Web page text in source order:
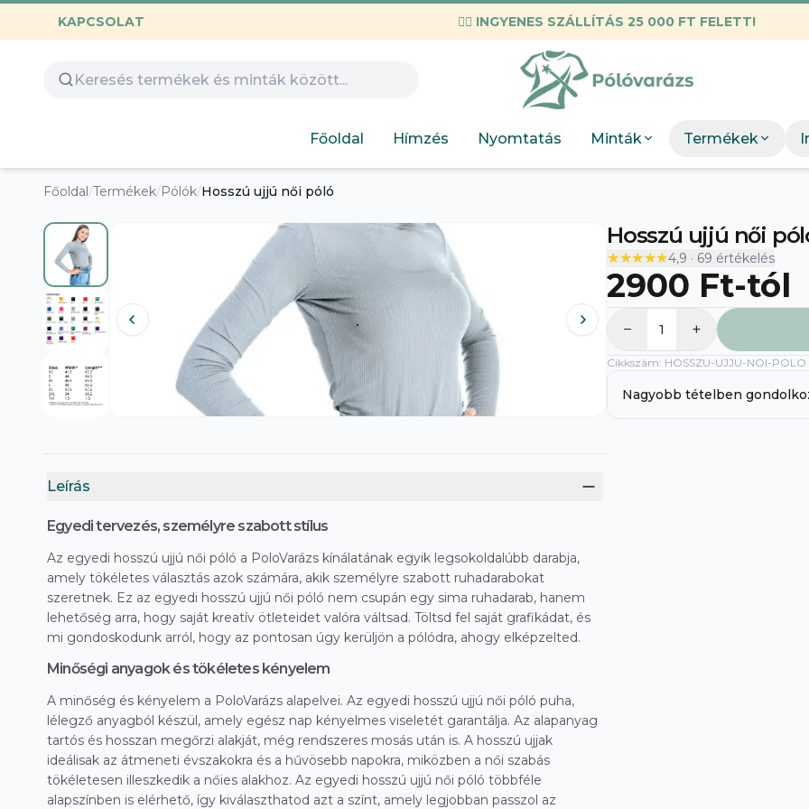
KAPCSOLAT ✌🏼 INGYENES SZÁLLÍTÁS 25 000 FT FELETT!
Főoldal Hímzés Nyomtatás Minták
Design
Gyerekeknek
Labubu
Munkahelyi
Neopunk
Panda
KIEMELT
Termékek
DTF Bérnyomtatás
Főoldal/Termékek/Pólók/Hosszú ujjú női póló
Leírás
Egyedi tervezés, személyre szabott stílus
Az egyedi hosszú ujjú női póló a PoloVarázs kínálatának egyik legsokoldalúbb darabja,
amely tökéletes választás azok számára, akik személyre szabott ruhadarabokat
szeretnek. Ez az egyedi hosszú ujjú női póló nem csupán egy sima ruhadarab, hanem
lehetőség arra, hogy saját kreatív ötleteidet valóra váltsad. Töltsd fel saját grafikádat, és
mi gondoskodunk arról, hogy az pontosan úgy kerüljön a pólódra, ahogy elképzelted.
Minőségi anyagok és tökéletes kényelem
A minőség és kényelem a PoloVarázs alapelvei. Az egyedi hosszú ujjú női póló puha,
lélegző anyagból készül, amely egész nap kényelmes viseletét garantálja. Az alapanyag
tartós és hosszan megőrzi alakját, még rendszeres mosás után is. A hosszú ujjak
ideálisak az átmeneti évszakokra és a hűvösebb napokra, miközben a női szabás
tökéletesen illeszkedik a nőies alakhoz. Az egyedi hosszú ujjú női póló többféle
alapszínben is elérhető, így kiválaszthatod azt a színt, amely legjobban passzol az
Hosszú ujjú női
★★★★★
★★★★★4,9 · 69 értékelés
2900 Ft-tól
− 1 +
Cikkszám: HOSSZU-UJJU-NOI-POLO
Nagyobb tételben